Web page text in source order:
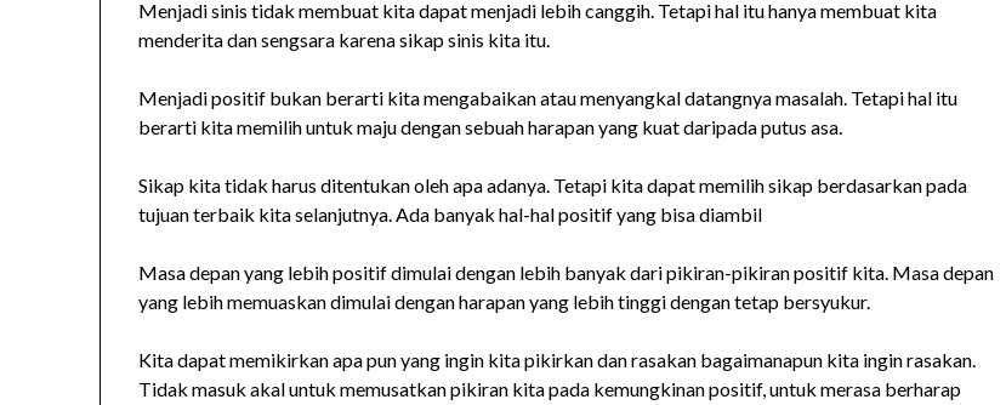
Menjadi sinis tidak membuat kita dapat menjadi lebih canggih. Tetapi hal itu hanya membuat kita
menderita dan sengsara karena sikap sinis kita itu.
Menjadi positif bukan berarti kita mengabaikan atau menyangkal datangnya masalah. Tetapi hal itu
berarti kita memilih untuk maju dengan sebuah harapan yang kuat daripada putus asa.
Sikap kita tidak harus ditentukan oleh apa adanya. Tetapi kita dapat memilih sikap berdasarkan pada
tujuan terbaik kita selanjutnya. Ada banyak hal-hal positif yang bisa diambil
Masa depan yang lebih positif dimulai dengan lebih banyak dari pikiran-pikiran positif kita. Masa depan
yang lebih memuaskan dimulai dengan harapan yang lebih tinggi dengan tetap bersyukur.
Kita dapat memikirkan apa pun yang ingin kita pikirkan dan rasakan bagaimanapun kita ingin rasakan.
Tidak masuk akal untuk memusatkan pikiran kita pada kemungkinan positif, untuk merasa berharap